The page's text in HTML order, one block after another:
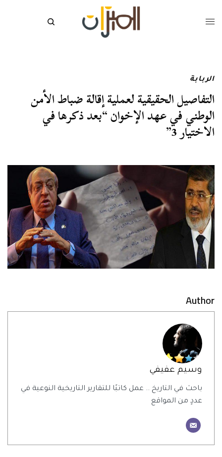
الربابة
التفاصيل الحقيقية لعملية إقالة ضباط الأمن
الوطني في عهد الإخوان “بعد ذكرها في
الاختيار 3”
Author
وسيم عفيفي
باحث في التاريخ .. عمل كاتبًا للتقارير التاريخية النوعية في
عددٍ من المواقع